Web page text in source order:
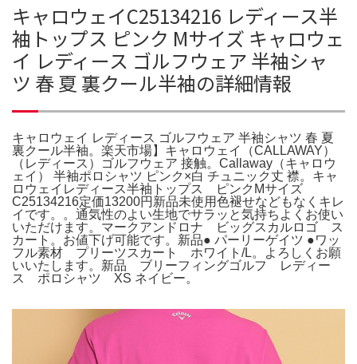
キャロウェイC25134216 レディース半
袖トップス ピンク Mサイズ キャロウェ
イ レディース ゴルフウェア 半袖シャ
ツ 春 夏 裏クール半袖の詳細情報
キャロウェイ レディース ゴルフウェア 半袖シャツ 春 夏
裏クール半袖。楽天市場】キャロウェイ（CALLAWAY）
（レディース）ゴルフウェア 接触。Callaway（キャロウ
ェイ） 半袖ポロシャツ ピンク×白 チュニック丈 襟。キャ
ロウェイレディース半袖トップス ピンクMサイズ
C25134216定価13200円新品未使用色褪せなどもなくキレ
イです。。通気性のよい生地でサラッと気持ちよくお使い
いただけます。マークアンドロナ ビッグスカルロゴ ス
カート。お値下げ可能です。新品● パーリーゲイツ ●ワッ
フル素材 プリーツスカート ホワイト/L。よろしくお願
いいたします。新品 ブリーフィングゴルフ レディー
ス ポロシャツ XS ネイビー。